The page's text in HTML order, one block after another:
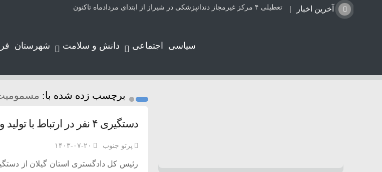
آخرین اخبار تعطیلی ۴ مرکز غیرمجاز دندانپزشکی در شیراز از ابتدای مردادماه تاکنون
سیاسی اجتماعی دانش و سلامت شهرستان
برچسب زده شده با:
دستگیری ۴ نفر در ارتباط با تولید و توزیع مشروبات الکلی در استان گیلان/ ۱۱ نفر فوت شدند
پرتو جنوب ۱۴۰۳-۰۷-۲۰
رئیس کل دادگستری استان گیلان از